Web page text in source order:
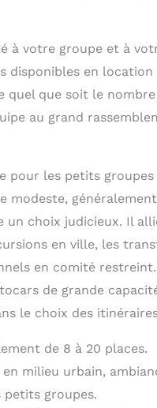
à votre groupe et à
disponibles en
que soit le
au grand
pour les petits groupes
modeste,
un choix judicieux. Il
en ville, les
en comité
de grande
le choix des
de 8 à 20 places.
en milieu urbain,
petits groupes.